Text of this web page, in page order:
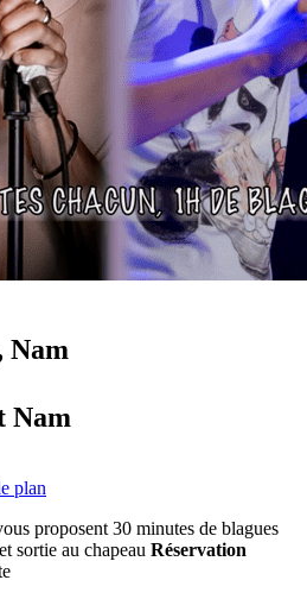
Nam
Nam
plan
proposent 30 minutes de blagues
sortie au chapeau Réservation